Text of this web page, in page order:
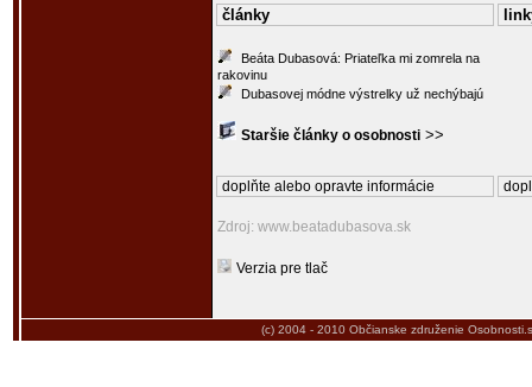
články
Beáta Dubasová: Priateľka mi zomrela na
rakovinu
Dubasovej módne výstrelky už nechýbajú
Staršie články o osobnosti >>
doplňte alebo opravte informácie
Zdroj: www.beatadubasova.sk
Verzia pre tlač
(c) 2004 - 2010 Občianske združenie